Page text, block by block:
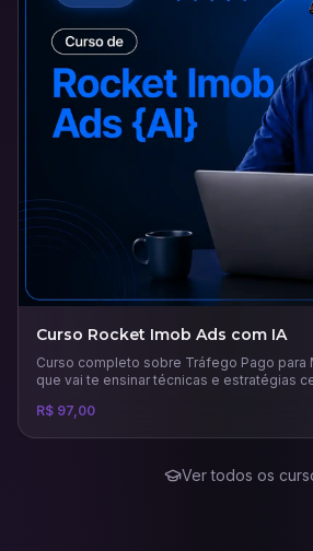
Curso Rocket Imob Ads com IA
Curso completo sobre Tráfego Pago para
que vai te ensinar técnicas e estratégias
R$ 97,00
Ver todos os